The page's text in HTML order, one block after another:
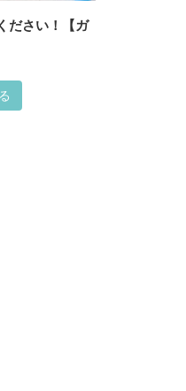
ださい！【ガ
店舗塗装